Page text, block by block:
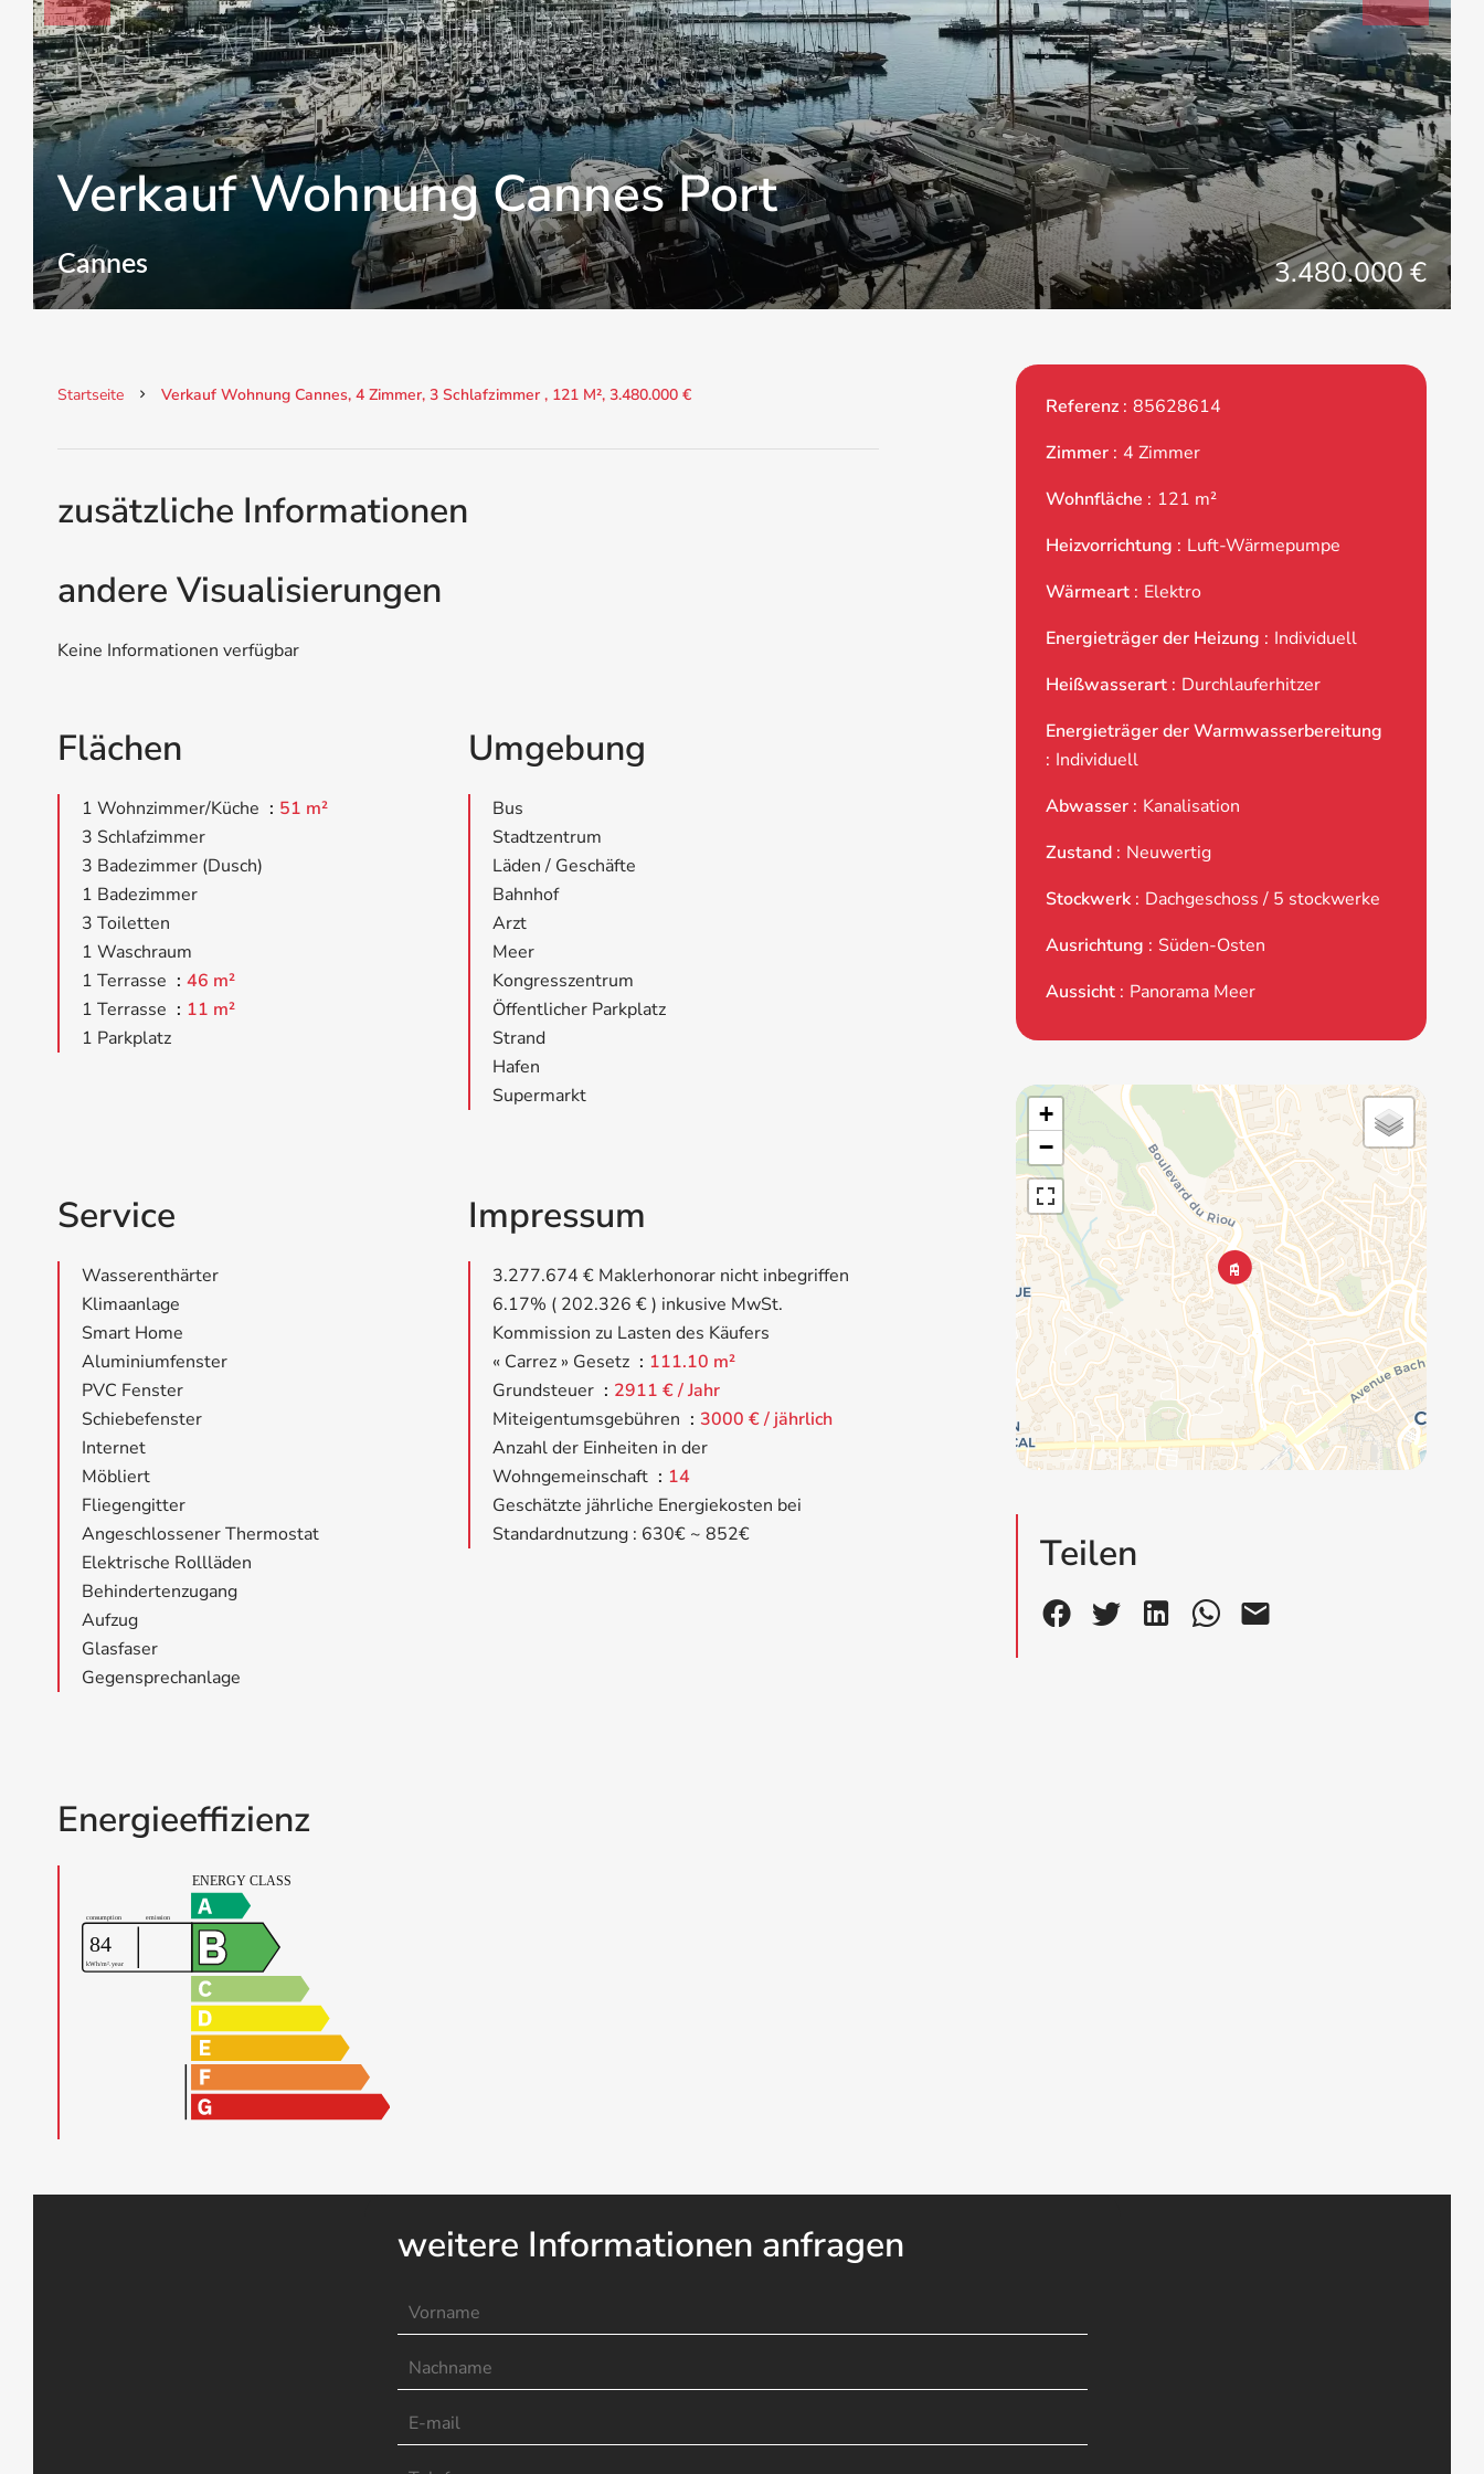
Verkauf Wohnung Cannes Port
Cannes 3.480.000 €
Startseite Verkauf Wohnung Cannes, 4 Zimmer, 3 Schlafzimmer , 121 M², 3.480.000 €
zusätzliche Informationen
andere Visualisierungen
Keine Informationen verfügbar
Flächen
1 Wohnzimmer/Küche
51 m²
3 Schlafzimmer
3 Badezimmer (Dusch)
1 Badezimmer
3 Toiletten
1 Waschraum
1 Terrasse
46 m²
1 Terrasse
11 m²
1 Parkplatz
Umgebung
Bus
Stadtzentrum
Läden / Geschäfte
Bahnhof
Arzt
Meer
Kongresszentrum
Öffentlicher Parkplatz
Strand
Hafen
Supermarkt
Service
Wasserenthärter
Klimaanlage
Smart Home
Aluminiumfenster
PVC Fenster
Schiebefenster
Internet
Möbliert
Fliegengitter
Angeschlossener Thermostat
Elektrische Rollläden
Behindertenzugang
Aufzug
Glasfaser
Gegensprechanlage
Impressum
3.277.674 € Maklerhonorar nicht inbegriffen
6.17% ( 202.326 € ) inkusive MwSt.
Kommission zu Lasten des Käufers
« Carrez » Gesetz
111.10 m²
Grundsteuer
2911 € / Jahr
Miteigentumsgebühren
3000 € / jährlich
Anzahl der Einheiten in der
Wohngemeinschaft
14
Geschätzte jährliche Energiekosten bei
Standardnutzung : 630€ ~ 852€
Energieeffizienz
Referenz 85628614
Zimmer
4 Zimmer
Wohnfläche
121 m²
Heizvorrichtung
Luft-Wärmepumpe
Wärmeart
Elektro
Energieträger der Heizung
Individuell
Heißwasserart
Durchlauferhitzer
Energieträger der Warmwasserbereitung
Individuell
Abwasser
Kanalisation
Zustand
Neuwertig
Stockwerk
Dachgeschoss / 5 stockwerke
Ausrichtung
Süden-Osten
Aussicht
Panorama Meer
+
−
Teilen
weitere Informationen anfragen